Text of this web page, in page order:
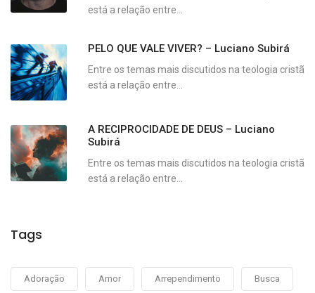
está a relação entre...
PELO QUE VALE VIVER? – Luciano Subirá
Entre os temas mais discutidos na teologia cristã
está a relação entre...
A RECIPROCIDADE DE DEUS – Luciano
Subirá
Entre os temas mais discutidos na teologia cristã
está a relação entre...
Tags
Adoração Amor Arrependimento Busca